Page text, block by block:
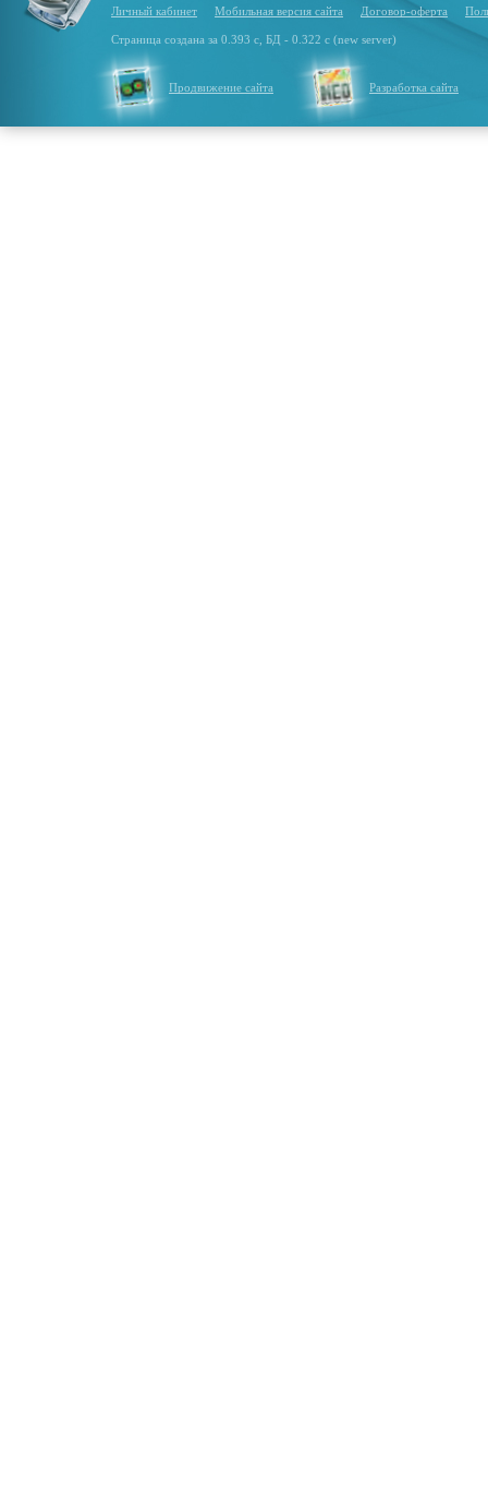
Личный кабинет Мобильная версия сайта Договор-оферта
Страница создана за 0.393 с, БД - 0.322 с (new server)
Продвижение сайта Разработка сайта